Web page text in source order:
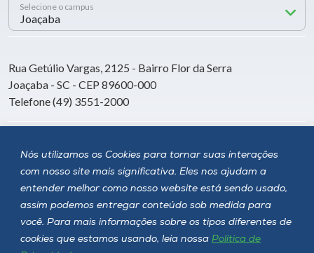
Nós utilizamos os Cookies para tornar suas interações
com nosso site mais significativa. Eles nos ajudam a
entender melhor como nosso website está sendo usado,
assim podemos entregar conteúdo sob medida para
você. Para mais informações sobre os tipos diferentes de
cookies que estamos usando, leia nossa Política de
Selecione o campus
Rua Getúlio Vargas, 2125 - Bairro Flor da Serra
Joaçaba - SC - CEP 89600-000
Telefone (49) 3551-2000
Siga a Unoesc